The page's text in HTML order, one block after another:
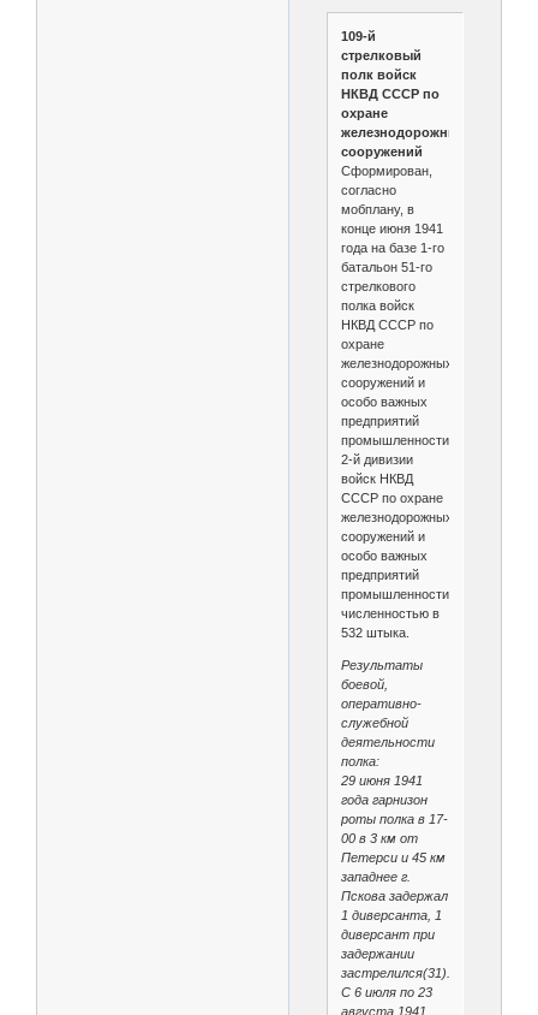
109-й
стрелковый
полк войск
НКВД СССР по
охране
железнодорожных
сооружений
Сформирован,
согласно
мобплану, в
конце июня 1941
года на базе 1-го
батальон 51-го
стрелкового
полка войск
НКВД СССР по
охране
железнодорожных
сооружений и
особо важных
предприятий
промышленности
2-й дивизии
войск НКВД
СССР по охране
железнодорожных
сооружений и
особо важных
предприятий
промышленности
численностью в
532 штыка.
Результаты
боевой,
оперативно-
служебной
деятельности
полка:
29 июня 1941
года гарнизон
роты полка в 17-
00 в 3 км от
Петерси и 45 км
западнее г.
Пскова задержал
1 диверсанта, 1
диверсант при
задержании
застрелился(31).
С 6 июля по 23
августа 1941